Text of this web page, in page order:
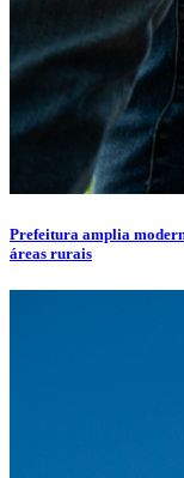
Prefeitura amplia
áreas rurais